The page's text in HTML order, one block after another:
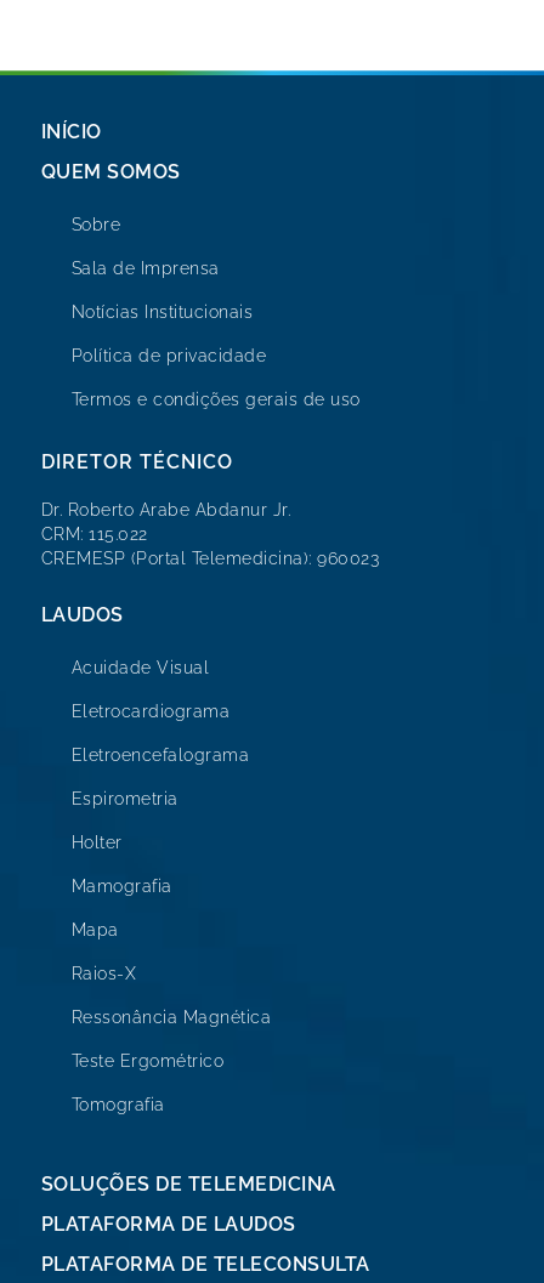
INÍCIO
QUEM SOMOS
Sobre
Sala de Imprensa
Notícias Institucionais
Política de privacidade
Termos e condições gerais de uso
DIRETOR TÉCNICO
Dr. Roberto Arabe Abdanur Jr.
CRM: 115.022
CREMESP (Portal Telemedicina): 960023
LAUDOS
Acuidade Visual
Eletrocardiograma
Eletroencefalograma
Espirometria
Holter
Mamografia
Mapa
Raios-X
Ressonância Magnética
Teste Ergométrico
Tomografia
SOLUÇÕES DE TELEMEDICINA
PLATAFORMA DE LAUDOS
PLATAFORMA DE TELECONSULTA